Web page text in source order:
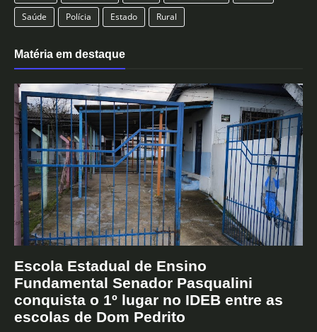
Saúde
Polícia Estado Rural
Matéria em destaque
Escola Estadual de Ensino
Fundamental Senador Pasqualini
conquista o 1º lugar no IDEB entre as
escolas de Dom Pedrito